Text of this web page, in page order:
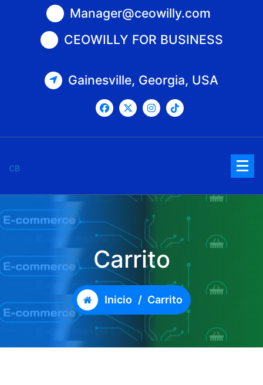
contenido
Manager@ceowilly.com
CEOWILLY FOR BUSINESS
Gainesville, Georgia, USA
CB
Carrito
Inicio / Carrito